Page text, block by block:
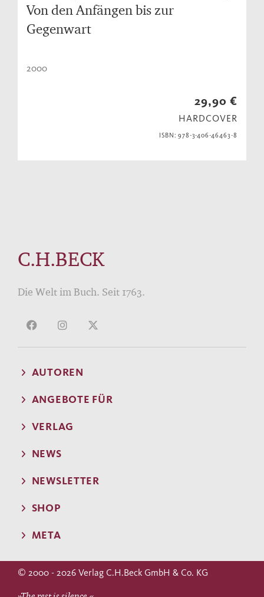
Von den Anfängen bis zur
Gegenwart
2000
29,90 €
HARDCOVER
ISBN: 978-3-406-46463-8
C.H.BECK
Die Welt im Buch. Seit 1763.
AUTOREN
ANGEBOTE FÜR
VERLAG
NEWS
NEWSLETTER
SHOP
META
© 2000 - 2026 Verlag C.H.Beck GmbH & Co. KG